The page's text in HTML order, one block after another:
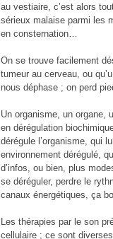
au vestiaire, c’est alors
sérieux malaise parmi les
en consternation…
On se trouve facilement
tumeur au cerveau, ou
nous déphase ; on perd
Un organisme, un organe,
en dérégulation
dérégule l’organisme, qui
environnement dérégulé,
d’infos, ou bien, plus
se déréguler, perdre le
canaux énergétiques, ça
Les thérapies par le son
cellulaire ; ce sont